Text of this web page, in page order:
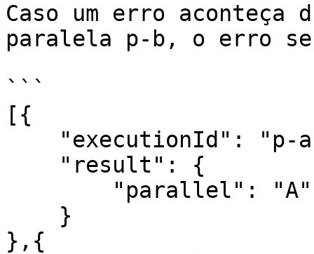
Caso um erro aconteça
paralela p-b, o erro
```
[{
},{